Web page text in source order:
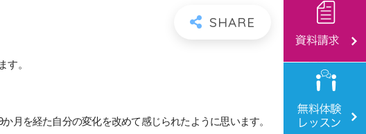
す。
月を経た自分の変化を改めて感じられたように思います。